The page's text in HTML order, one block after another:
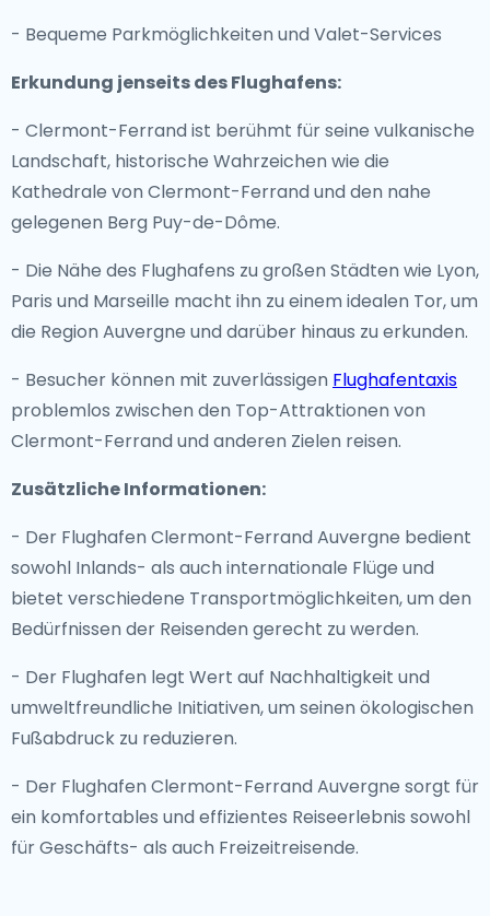
- Bequeme Parkmöglichkeiten und Valet-Services
Erkundung jenseits des Flughafens:
- Clermont-Ferrand ist berühmt für seine vulkanische
Landschaft, historische Wahrzeichen wie die
Kathedrale von Clermont-Ferrand und den nahe
gelegenen Berg Puy-de-Dôme.
- Die Nähe des Flughafens zu großen Städten wie Lyon,
Paris und Marseille macht ihn zu einem idealen Tor, um
die Region Auvergne und darüber hinaus zu erkunden.
- Besucher können mit zuverlässigen Flughafentaxis
problemlos zwischen den Top-Attraktionen von
Clermont-Ferrand und anderen Zielen reisen.
Zusätzliche Informationen:
- Der Flughafen Clermont-Ferrand Auvergne bedient
sowohl Inlands- als auch internationale Flüge und
bietet verschiedene Transportmöglichkeiten, um den
Bedürfnissen der Reisenden gerecht zu werden.
- Der Flughafen legt Wert auf Nachhaltigkeit und
umweltfreundliche Initiativen, um seinen ökologischen
Fußabdruck zu reduzieren.
- Der Flughafen Clermont-Ferrand Auvergne sorgt für
ein komfortables und effizientes Reiseerlebnis sowohl
für Geschäfts- als auch Freizeitreisende.